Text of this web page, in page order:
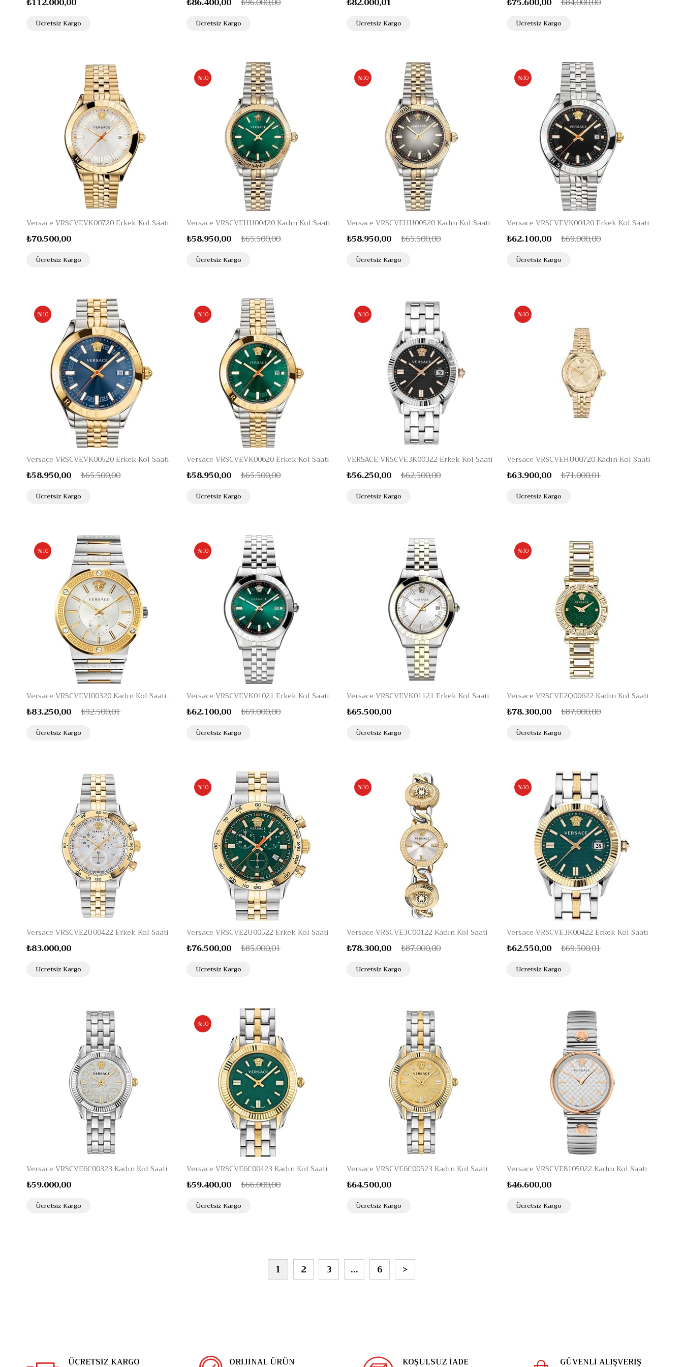
Ücretsiz Kargo Ücretsiz Kargo Ücretsiz Kargo Ücretsiz Kargo
Versace VRSCVEVK00720 Erkek Kol Saati
₺70.500,00
Ücretsiz Kargo
Versace VRSCVEHU00420 Kadın Kol Saati
₺58.950,00 ₺65.500,00
%10
Ücretsiz Kargo
Versace VRSCVEHU00520 Kadın Kol Saati
₺58.950,00 ₺65.500,00
%10
Ücretsiz Kargo
Versace VRSCVEVK00420 Erkek Kol Saati
₺62.100,00 ₺69.000,00
%10
Ücretsiz Kargo
Versace VRSCVEVK00520 Erkek Kol Saati
₺58.950,00 ₺65.500,00
%10
Ücretsiz Kargo
Versace VRSCVEVK00620 Erkek Kol Saati
₺58.950,00 ₺65.500,00
%10
Ücretsiz Kargo
VERSACE VRSCVE3K00322 Erkek Kol Saati
₺56.250,00 ₺62.500,00
%10
Ücretsiz Kargo
Versace VRSCVEHU00720 Kadın Kol Saati
₺63.900,00 ₺71.000,01
%10
Ücretsiz Kargo
Versace VRSCVEVI00320 Kadın Kol Saati 1010407204726
₺83.250,00 ₺92.500,01
%10
Ücretsiz Kargo
Versace VRSCVEVK01021 Erkek Kol Saati
₺62.100,00 ₺69.000,00
%10
Ücretsiz Kargo
Versace VRSCVEVK01121 Erkek Kol Saati
₺65.500,00
Ücretsiz Kargo
Versace VRSCVE2Q00622 Kadın Kol Saati
₺78.300,00 ₺87.000,00
%10
Ücretsiz Kargo
Versace VRSCVE2U00422 Erkek Kol Saati
₺83.000,00
Ücretsiz Kargo
Versace VRSCVE2U00522 Erkek Kol Saati
₺76.500,00 ₺85.000,01
%10
Ücretsiz Kargo
Versace VRSCVE3C00122 Kadın Kol Saati
₺78.300,00 ₺87.000,00
%10
Ücretsiz Kargo
Versace VRSCVE3K00422 Erkek Kol Saati
₺62.550,00 ₺69.500,01
%10
Ücretsiz Kargo
Versace VRSCVE6C00323 Kadın Kol Saati
₺59.000,00
Ücretsiz Kargo
Versace VRSCVE6C00423 Kadın Kol Saati
₺59.400,00 ₺66.000,00
%10
Ücretsiz Kargo
Versace VRSCVE6C00523 Kadın Kol Saati
₺64.500,00
Ücretsiz Kargo
Versace VRSCVE8105022 Kadın Kol Saati
₺46.600,00
Ücretsiz Kargo
1 2 3 ... 6 >
ÜCRETSİZ KARGO ORİJİNAL ÜRÜN KOŞULSUZ İADE GÜVENLİ ALIŞVERİŞ